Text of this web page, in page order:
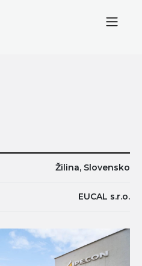
Žilina, Slovensko
EUCAL s.r.o.